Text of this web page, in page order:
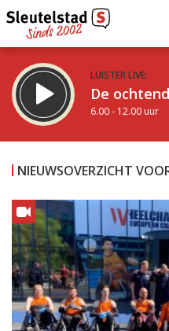
LUISTER LIVE:
De
6.00 - 12.00 uur
De middag van
Vorig uur
Inklappen
NIEUWSOVERZICHT